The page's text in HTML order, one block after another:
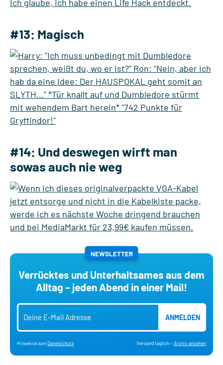
#13: Magisch
#14: Und deswegen wirft man
sowas auch nie weg
NEWSLETTER
Verrücktes und Unterhaltsames aus dem
Alltag – jeden Abend in einer Mail!
ANMELDEN
Hinweise zum Datenschutz Versand täglich – Archiv ansehen